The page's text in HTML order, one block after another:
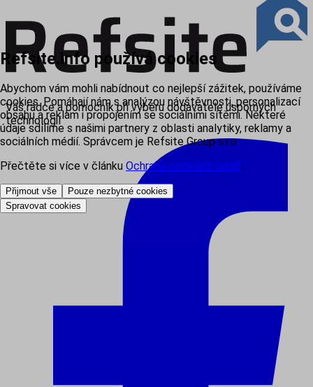
Váš rádce a pomocník při výběru dodavatele úsporných
technologií
Refsite.info používá cookies
Abychom vám mohli nabídnout co nejlepší zážitek, používáme
cookies. Pomáhají nám s analýzou návštěvnosti, personalizací
obsahu a reklam i propojením se sociálními sítěmi. Některé
údaje sdílíme s našimi partnery z oblasti analytiky, reklamy a
sociálních médií. Správcem je Refsite Group s.r.o.
Přečtěte si více v článku Ochrana osobních údajů.
Přijmout vše
Pouze nezbytné cookies
Spravovat cookies